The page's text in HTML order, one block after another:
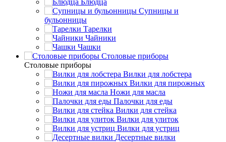
Супницы и
бульонницы
Тарелки
Чайники
Чашки
Cтоловые приборы
Cтоловые приборы
Вилки для лобстера
Вилки для пирожных
Ножи для масла
Палочки для еды
Вилки для стейка
Вилки для улиток
Вилки для устриц
Десертные вилки